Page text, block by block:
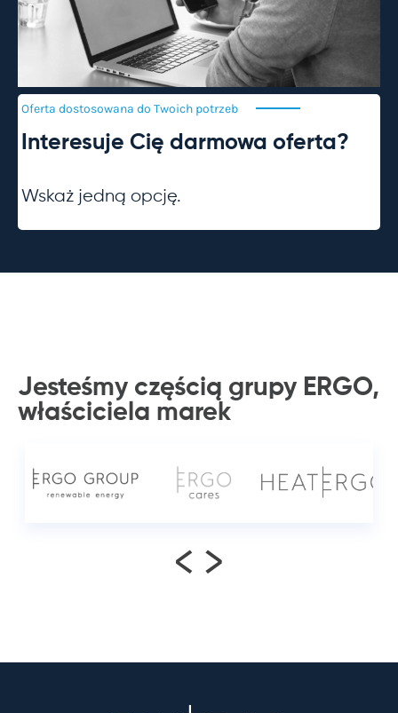
Oferta dostosowana do Twoich potrzeb
Interesuje Cię darmowa oferta?
Wskaż jedną opcję.
Jesteśmy częścią grupy ERGO,
właściciela marek
< >